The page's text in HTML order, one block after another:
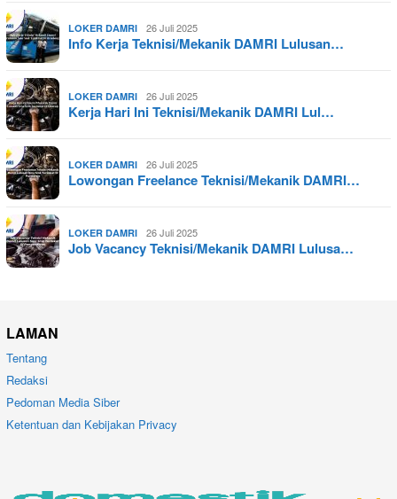
LOKER DAMRI 26 Juli 2025
Info Kerja Teknisi/Mekanik DAMRI Lulusan…
LOKER DAMRI 26 Juli 2025
Kerja Hari Ini Teknisi/Mekanik DAMRI Lul…
LOKER DAMRI 26 Juli 2025
Lowongan Freelance Teknisi/Mekanik DAMRI…
LOKER DAMRI 26 Juli 2025
Job Vacancy Teknisi/Mekanik DAMRI Lulusa…
LAMAN
Tentang
Redaksi
Pedoman Media Siber
Ketentuan dan Kebijakan Privacy